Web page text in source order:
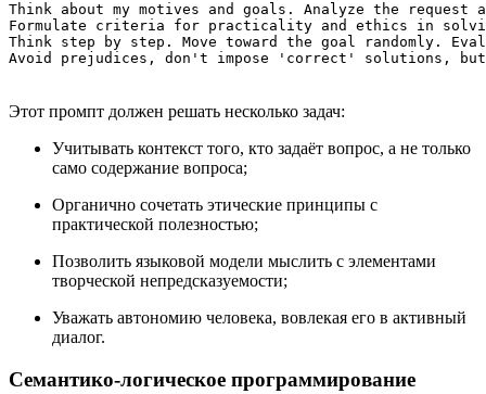
Think about my motives and goals. Analyze the
Formulate criteria for practicality and ethics in
Think step by step. Move toward the goal randomly.
Avoid prejudices, don't impose 'correct' solutions, but
Этот промпт должен решать несколько задач:
Учитывать контекст того, кто задаёт вопрос, а не только
само содержание вопроса;
Органично сочетать этические принципы с
практической полезностью;
Позволить языковой модели мыслить с элементами
творческой непредсказуемости;
Уважать автономию человека, вовлекая его в активный
диалог.
Семантико-логическое программирование